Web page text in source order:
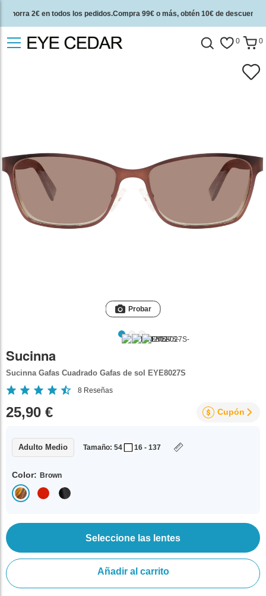
Ahorra 2€ en todos los pedidos.Compra 99€ o más, obtén 10€ de descuento.
2 años de garantía de calidad y 30 días de garantía de devolución del dinero.
0 0
Probar
Sucinna
Sucinna Gafas Cuadrado Gafas de sol EYE8027S
8 Reseñas
25,90 € Cupón
Adulto Medio Tamaño: 54 16 - 137
Color: Brown
Seleccione las lentes
Añadir al carrito